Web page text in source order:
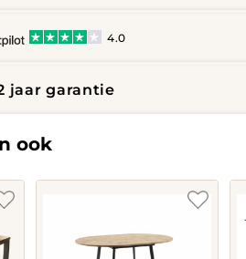
4.0
jaar garantie
ook